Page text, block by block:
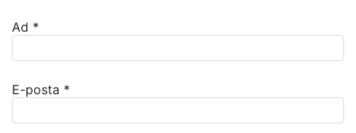
Ad *
E-posta *